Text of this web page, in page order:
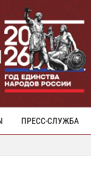
ПРЕСС-СЛУЖБА